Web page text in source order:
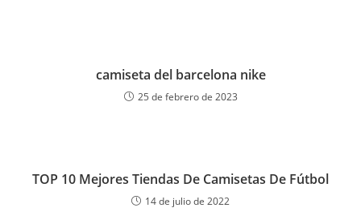
camiseta del barcelona nike
25 de febrero de 2023
TOP 10 Mejores Tiendas De Camisetas De Fútbol
14 de julio de 2022